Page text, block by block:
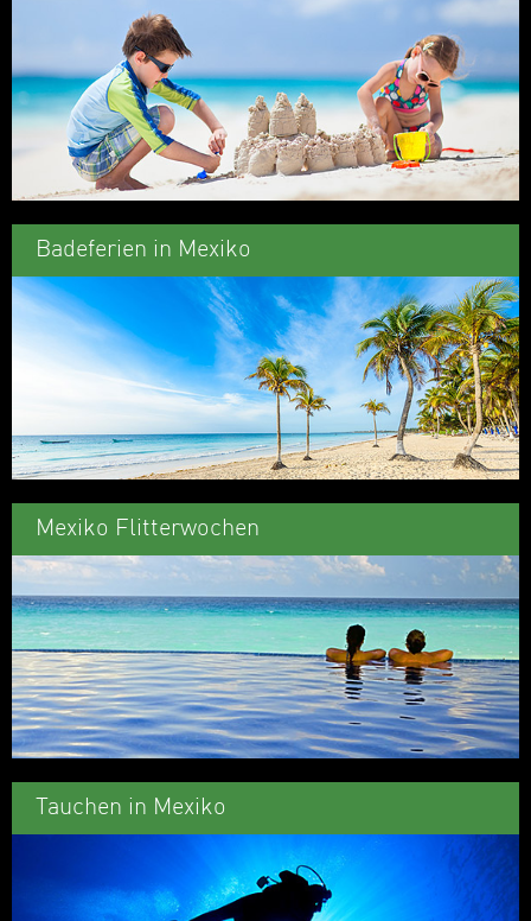
Badeferien in Mexiko
Mexiko Flitterwochen
Tauchen in Mexiko